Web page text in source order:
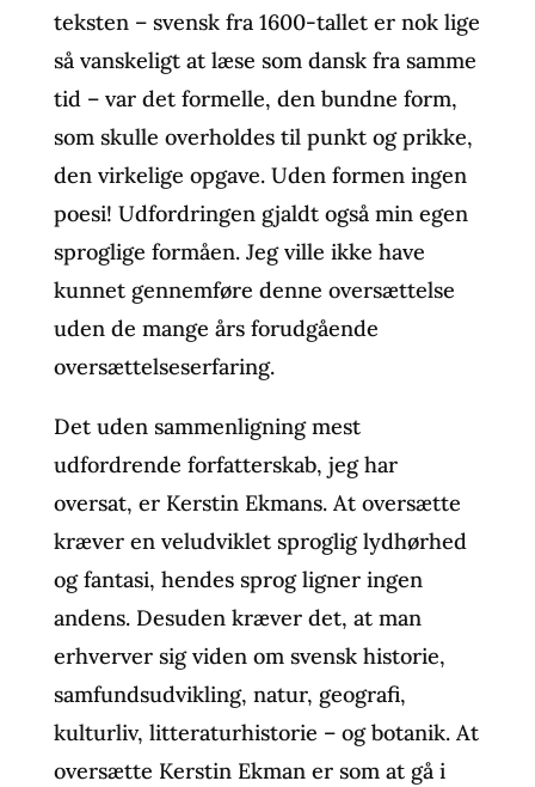
teksten – svensk fra 1600-tallet er nok lige
så vanskeligt at læse som dansk fra samme
tid – var det formelle, den bundne form,
som skulle overholdes til punkt og prikke,
den virkelige opgave. Uden formen ingen
poesi! Udfordringen gjaldt også min egen
sproglige formåen. Jeg ville ikke have
kunnet gennemføre denne oversættelse
uden de mange års forudgående
oversættelseserfaring.
Det uden sammenligning mest
udfordrende forfatterskab, jeg har
oversat, er Kerstin Ekmans. At oversætte
kræver en veludviklet sproglig lydhørhed
og fantasi, hendes sprog ligner ingen
andens. Desuden kræver det, at man
erhverver sig viden om svensk historie,
samfundsudvikling, natur, geografi,
kulturliv, litteraturhistorie – og botanik. At
oversætte Kerstin Ekman er som at gå i